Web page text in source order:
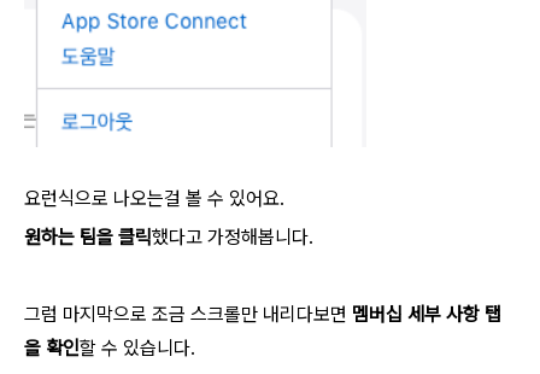
요런식으로 나오는걸 볼 수 있어요.
원하는 팀을 클릭했다고 가정해봅니다.
그럼 마지막으로 조금 스크롤만 내리다보면 멤버십 세부 사항 탭
을 확인할 수 있습니다.